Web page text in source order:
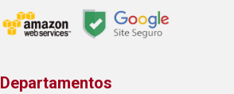
Departamentos